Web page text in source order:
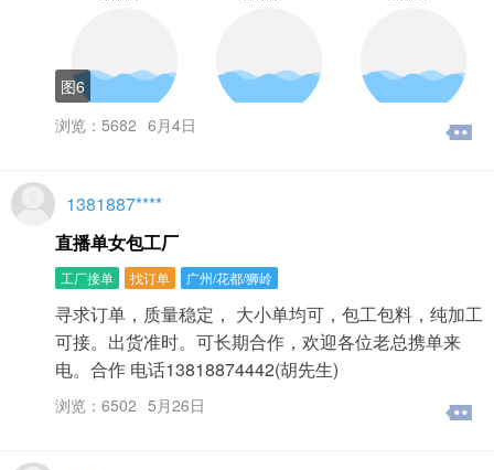
作。信息为什么不显示？1、如果信息含有敏感词汇、特殊
字符或版规限制的内容，就需要工作人员审核通过后才能
公开显示（审核时间为24小时之内）。2、信息状态待完
善，您的信息需要您修改完善后才能公开展示。根据要求
会更新但在列表中的位置不会变。如果想信息再次排到该
类别列表页面的靠前位置，您可以点击“刷新”。
图6
浏览：5682 6月4日
1381887****
直播单女包工厂
工厂接单 找订单 广州/花都/狮岭
寻求订单，质量稳定， 大小单均可，包工包料，纯加工
可接。出货准时。可长期合作，欢迎各位老总携单来
电。合作 电话13818874442(胡先生)
浏览：6502 5月26日